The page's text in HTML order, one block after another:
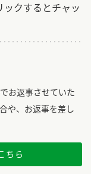
ックするとチャッ
お返事させていた
や、お返事を差し
ちら